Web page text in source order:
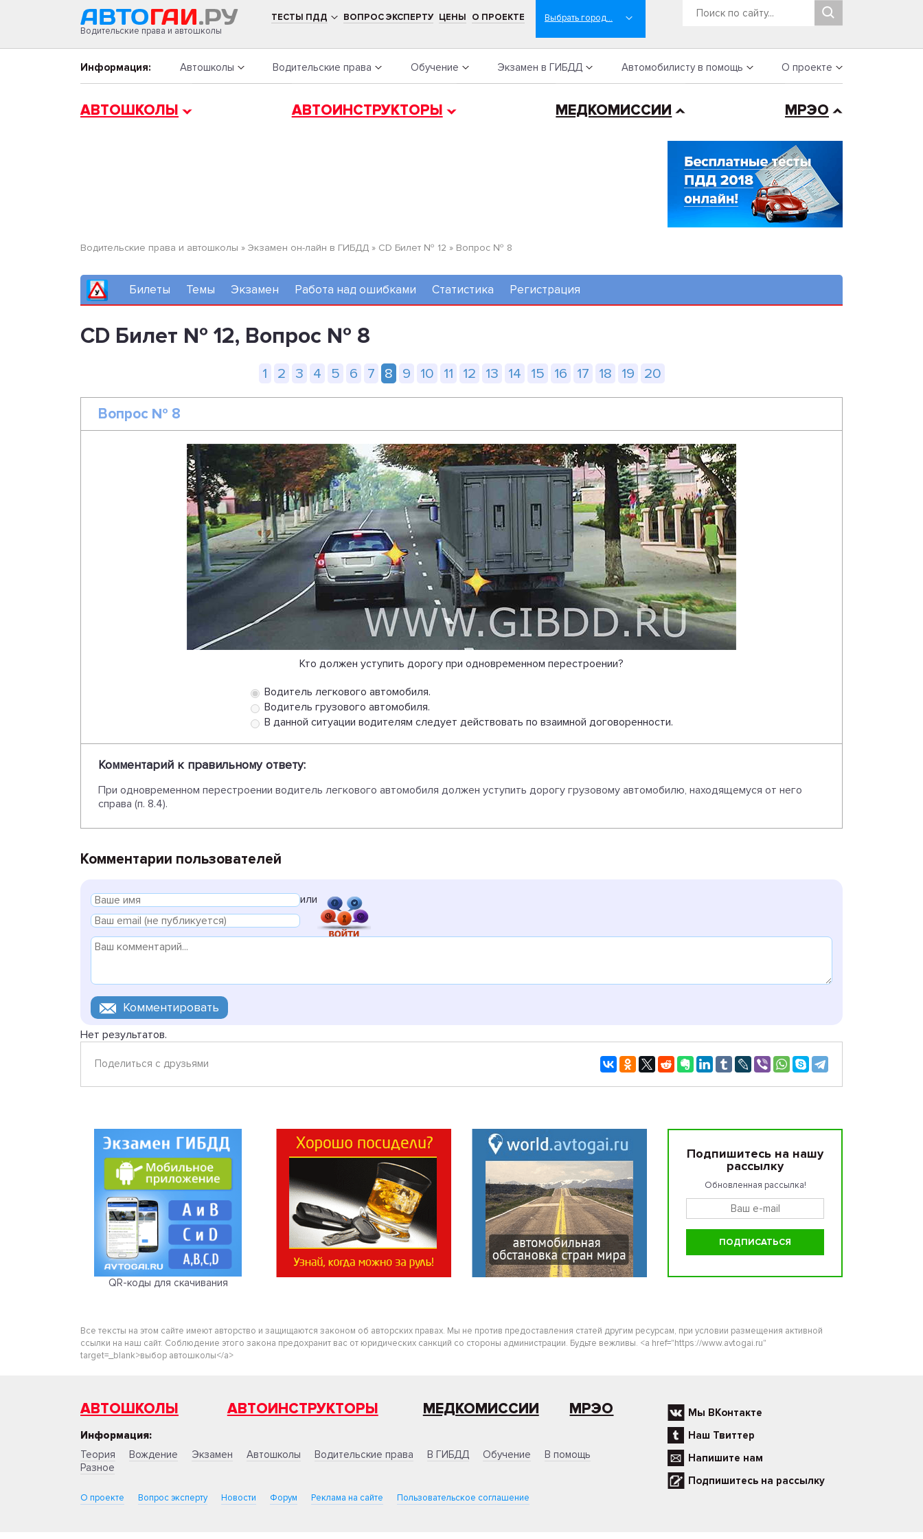
Водительские права и автошколы
ТЕСТЫ ПДД ВОПРОС ЭКСПЕРТУ ЦЕНЫ О ПРОЕКТЕ
Информация: Автошколы Водительские права Обучение Экзамен в ГИБДД Автомобилисту в помощь О проекте
АВТОШКОЛЫ АВТОИНСТРУКТОРЫ МЕДКОМИССИИ МРЭО
Водительские права и автошколы » Экзамен он-лайн в ГИБДД » CD Билет № 12 » Вопрос № 8
Билеты Темы Экзамен Работа над ошибками Статистика Регистрация
CD Билет № 12, Вопрос № 8
1 2 3 4 5 6 7 8 9 10 11 12 13 14 15 16 17 18 19 20
Вопрос № 8
Кто должен уступить дорогу при одновременном перестроении?
Водитель легкового автомобиля.
Водитель грузового автомобиля.
В данной ситуации водителям следует действовать по взаимной договоренности.
Комментарий к правильному ответу:
При одновременном перестроении водитель легкового автомобиля должен уступить дорогу грузовому автомобилю, находящемуся от него
справа (п. 8.4).
Комментарии пользователей
или
Нет результатов.
Поделиться с друзьями
QR-коды для скачивания
Подпишитесь на нашу
рассылку
Обновленная рассылка!
Все тексты на этом сайте имеют авторство и защищаются законом об авторских правах. Мы не против предоставления статей другим ресурсам, при условии размещения активной
ссылки на наш сайт. Соблюдение этого закона предохранит вас от юридических санкций со стороны администрации. Будьте вежливы. <a href="https://www.avtogai.ru"
target=_blank>выбор автошколы</a>
АВТОШКОЛЫ АВТОИНСТРУКТОРЫ МЕДКОМИССИИ МРЭО
Информация:
Теория
Вождение Экзамен Автошколы Водительские права В ГИБДД Обучение
В помощь
Разное
О проекте Вопрос эксперту Новости Форум Реклама на сайте Пользовательское соглашение
Мы ВКонтакте
Наш Твиттер
Напишите нам
Подпишитесь на рассылку